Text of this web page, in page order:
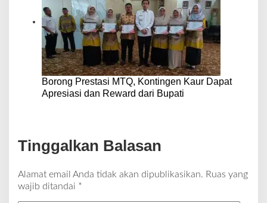
Borong Prestasi MTQ, Kontingen Kaur Dapat
Apresiasi dan Reward dari Bupati
Tinggalkan Balasan
Alamat email Anda tidak akan dipublikasikan. Ruas yang
wajib ditandai *